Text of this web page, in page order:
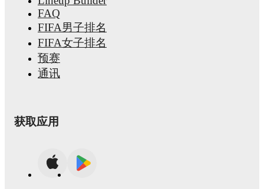
FAQ
FIFA男子排名
FIFA女子排名
预赛
通讯
获取应用